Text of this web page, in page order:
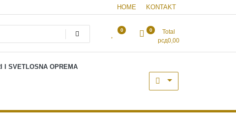
HOME KONTAKT
0 0
Total
рсд0,00
I SVETLOSNA OPREMA